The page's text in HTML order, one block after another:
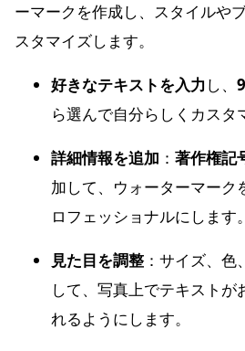
ーマークを作成し、スタイルや
スタマイズします。
好きなテキストを入力し、
ら選んで自分らしくカスタ
詳細情報を追加 ： 著作権記
加して、ウォーターマーク
ロフェッショナルにします。
見た目を調整 ：サイズ、
して、写真上でテキストが
れるようにします。